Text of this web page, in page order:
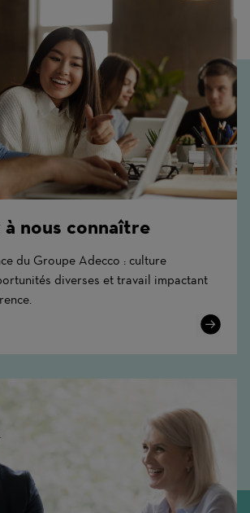
nous connaître
du Groupe Adecco : culture
diverses et travail impactant
Learn